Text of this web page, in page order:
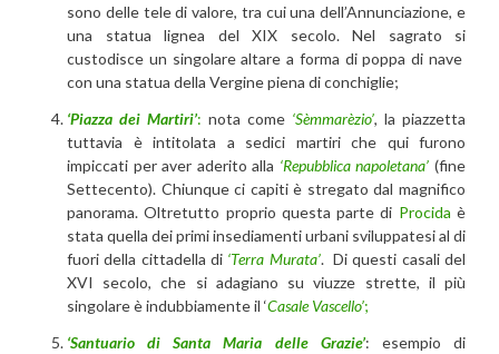
sono delle tele di valore, tra cui una dell’Annunciazione, e
una statua lignea del XIX secolo. Nel sagrato si
custodisce un singolare altare a forma di poppa di nave
con una statua della Vergine piena di conchiglie;
‘Piazza dei Martiri’: nota come ‘Sèmmarèzio’, la piazzetta
tuttavia è intitolata a sedici martiri che qui furono
impiccati per aver aderito alla ‘Repubblica napoletana’ (fine
Settecento). Chiunque ci capiti è stregato dal magnifico
panorama. Oltretutto proprio questa parte di Procida è
stata quella dei primi insediamenti urbani sviluppatesi al di
fuori della cittadella di ‘Terra Murata’. Di questi casali del
XVI secolo, che si adagiano su viuzze strette, il più
singolare è indubbiamente il ‘Casale Vascello’;
‘Santuario di Santa Maria delle Grazie’: esempio di